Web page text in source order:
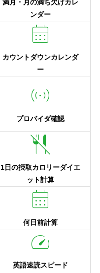
満月・月の満ち欠けカレ
ンダー
calendar_month
カウントダウンカレンダ
ー
sensors
プロバイダ確認
no_meals
1日の摂取カロリーダイエ
ット計算
calendar_month
何日前計算
speed
英語速読スピード